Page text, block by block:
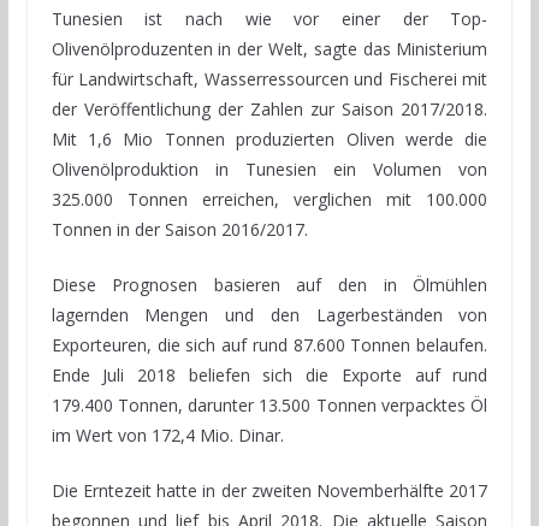
Tunesien ist nach wie vor einer der Top-
Olivenölproduzenten in der Welt, sagte das Ministerium
für Landwirtschaft, Wasserressourcen und Fischerei mit
der Veröffentlichung der Zahlen zur Saison 2017/2018.
Mit 1,6 Mio Tonnen produzierten Oliven werde die
Olivenölproduktion in Tunesien ein Volumen von
325.000 Tonnen erreichen, verglichen mit 100.000
Tonnen in der Saison 2016/2017.
Diese Prognosen basieren auf den in Ölmühlen
lagernden Mengen und den Lagerbeständen von
Exporteuren, die sich auf rund 87.600 Tonnen belaufen.
Ende Juli 2018 beliefen sich die Exporte auf rund
179.400 Tonnen, darunter 13.500 Tonnen verpacktes Öl
im Wert von 172,4 Mio. Dinar.
Die Erntezeit hatte in der zweiten Novemberhälfte 2017
begonnen und lief bis April 2018. Die aktuelle Saison